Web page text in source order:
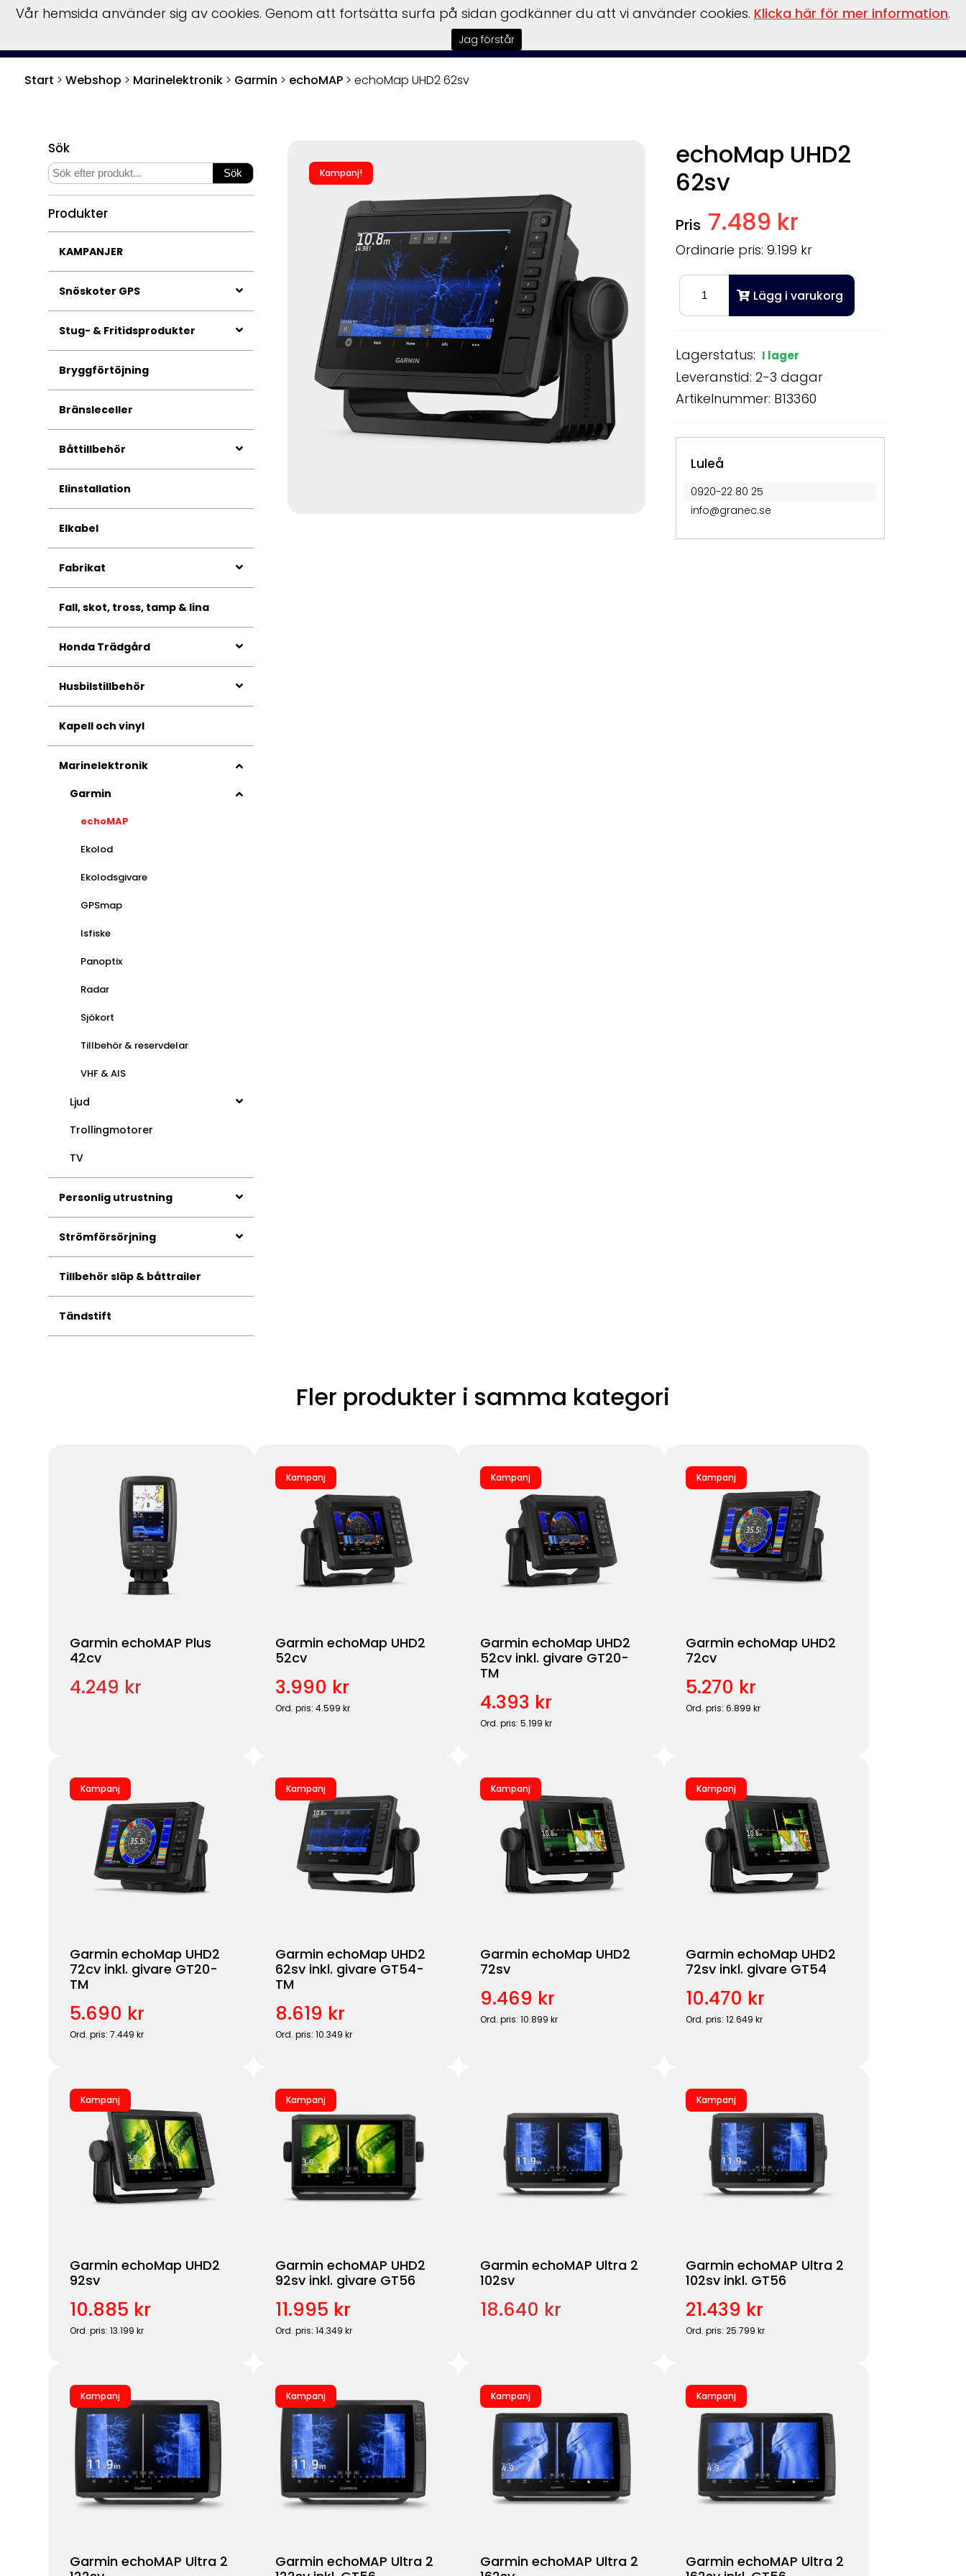
Motorer Trailer
Start > Webshop > Marinelektronik> Garmin > echoMAP> echoMap UHD2 62sv
Sök
Produkter
KAMPANJER
Snöskoter GPS
Stug- & Fritidsprodukter
Bryggförtöjning
Bränsleceller
Båttillbehör
Elinstallation
Elkabel
Fabrikat
Fall, skot, tross, tamp & lina
Honda Trädgård
Husbilstillbehör
Kapell och vinyl
Marinelektronik
Garmin
echoMAP
Ekolod
Ekolodsgivare
GPSmap
Isfiske
Panoptix
Radar
Sjökort
Tillbehör & reservdelar
VHF & AIS
Ljud
Trollingmotorer
TV
Personlig utrustning
Strömförsörjning
Tillbehör släp & båttrailer
Tändstift
Kampanj!
echoMap UHD2
62sv
7.489 kr
Ordinarie pris: 9.199 kr
Lägg i varukorg
Lagerstatus: I lager
Leveranstid: 2-3 dagar
Artikelnummer: B13360
Luleå
0920-22 80 25
info@granec.se
Fler produkter i samma kategori
Garmin echoMAP Plus
42cv
4.249 kr
Kampanj
Garmin echoMap UHD2
52cv
3.990 kr
Ord. pris: 4.599 kr
Kampanj
Garmin echoMap UHD2
52cv inkl. givare GT20-
TM
4.393 kr
Ord. pris: 5.199 kr
Kampanj
Garmin echoMap UHD2
72cv
5.270 kr
Ord. pris: 6.899 kr
Kampanj
Garmin echoMap UHD2
72cv inkl. givare GT20-
TM
5.690 kr
Ord. pris: 7.449 kr
Kampanj
Garmin echoMap UHD2
62sv inkl. givare GT54-
TM
8.619 kr
Ord. pris: 10.349 kr
Kampanj
Garmin echoMap UHD2
72sv
9.469 kr
Ord. pris: 10.899 kr
Kampanj
Garmin echoMap UHD2
72sv inkl. givare GT54
10.470 kr
Ord. pris: 12.649 kr
Kampanj
Garmin echoMap UHD2
92sv
10.885 kr
Ord. pris: 13.199 kr
Kampanj
Garmin echoMAP UHD2
92sv inkl. givare GT56
11.995 kr
Ord. pris: 14.349 kr
Garmin echoMAP Ultra 2
102sv
18.640 kr
Kampanj
Garmin echoMAP Ultra 2
102sv inkl. GT56
21.439 kr
Ord. pris: 25.799 kr
Kampanj
Garmin echoMAP Ultra 2
Kampanj
Garmin echoMAP Ultra 2
Kampanj
Garmin echoMAP Ultra 2
Kampanj
Garmin echoMAP Ultra 2
Vår hemsida använder sig av cookies. Genom att fortsätta surfa på sidan godkänner du att vi använder cookies. Klicka här för mer information.
Jag förstår